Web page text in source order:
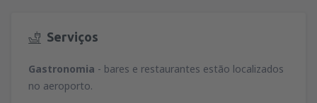
Serviços
Gastronomia - bares e restaurantes estão localizados
no aeroporto.